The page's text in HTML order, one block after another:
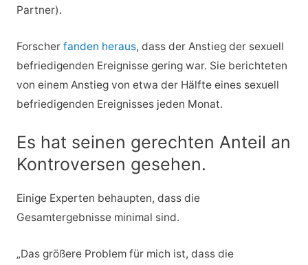
Partner).
Forscher fanden heraus, dass der Anstieg der sexuell
befriedigenden Ereignisse gering war. Sie berichteten
von einem Anstieg von etwa der Hälfte eines sexuell
befriedigenden Ereignisses jeden Monat.
Es hat seinen gerechten Anteil an
Kontroversen gesehen.
Einige Experten behaupten, dass die
Gesamtergebnisse minimal sind.
„Das größere Problem für mich ist, dass die